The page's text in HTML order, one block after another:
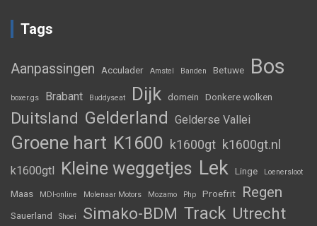
Tags
Aanpassingen Acculader Amstel Banden Betuwe Bos
boxer.gs Brabant Buddyseat Dijk domein Donkere wolken
Duitsland Gelderland Gelderse Vallei
Groene hart K1600 k1600gt k1600gt.nl
k1600gtl Kleine weggetjes Lek Linge Loenersloot
Maas MDI-online Molenaar Motors Mozamo Php Proefrit Regen
Sauerland Shoei Simako-BDM Track Utrecht